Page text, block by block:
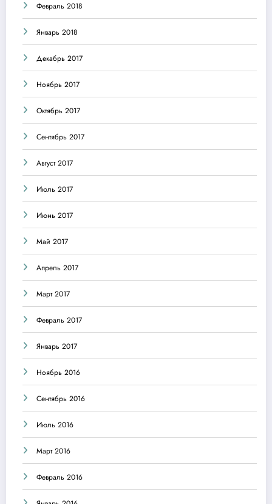
Февраль 2018
Январь 2018
Декабрь 2017
Ноябрь 2017
Октябрь 2017
Сентябрь 2017
Август 2017
Июль 2017
Июнь 2017
Май 2017
Апрель 2017
Март 2017
Февраль 2017
Январь 2017
Ноябрь 2016
Сентябрь 2016
Июль 2016
Март 2016
Февраль 2016